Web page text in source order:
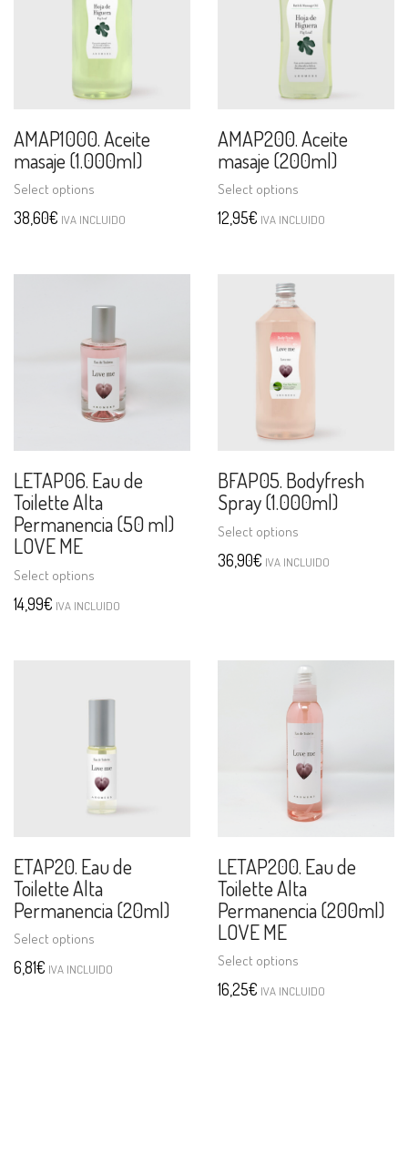
AMAP1000. Aceite
masaje (1.000ml)
Select options
38,60€ IVA INCLUIDO
AMAP200. Aceite
masaje (200ml)
Select options
12,95€ IVA INCLUIDO
LETAP06. Eau de
Toilette Alta
Permanencia (50 ml)
LOVE ME
Select options
14,99€ IVA INCLUIDO
BFAP05. Bodyfresh
Spray (1.000ml)
Select options
36,90€ IVA INCLUIDO
ETAP20. Eau de
Toilette Alta
Permanencia (20ml)
Select options
6,81€ IVA INCLUIDO
LETAP200. Eau de
Toilette Alta
Permanencia (200ml)
LOVE ME
Select options
16,25€ IVA INCLUIDO